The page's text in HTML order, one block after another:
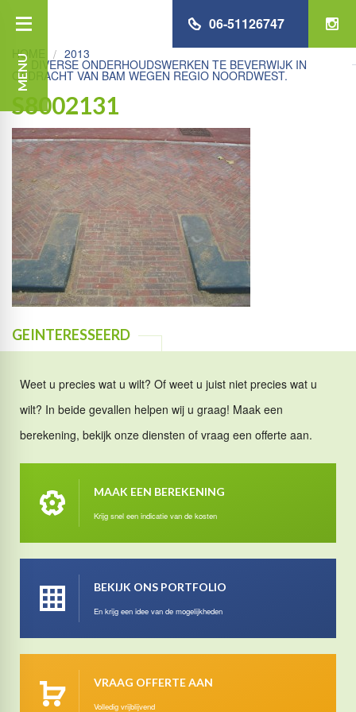
MENU
06-51126747
HOME 2013
DIVERSE ONDERHOUDSWERKEN TE BEVERWIJK IN
OPDRACHT VAN BAM WEGEN REGIO NOORDWEST.
S8002131
GEINTERESSEERD
Weet u precies wat u wilt? Of weet u juist niet precies wat u
wilt? In beide gevallen helpen wij u graag! Maak een
berekening, bekijk onze diensten of vraag een offerte aan.
MAAK EEN BEREKENING
Krijg snel een indicatie van de kosten
BEKIJK ONS PORTFOLIO
En krijg een idee van de mogelijkheden
VRAAG OFFERTE AAN
Volledig vrijblijvend